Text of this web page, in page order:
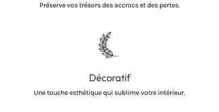
Préserve vos trésors des accrocs et des pertes.
Décoratif
Une touche esthétique qui sublime votre intérieur.